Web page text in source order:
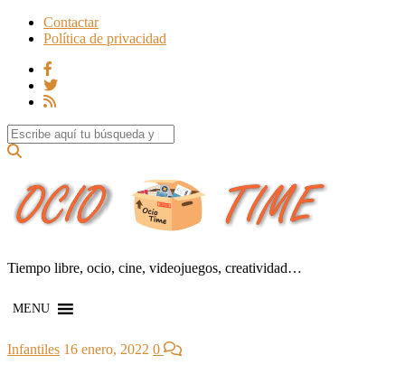
Contactar
Política de privacidad
Search for:
Tiempo libre, ocio, cine, videojuegos, creatividad…
MENU
Infantiles 16 enero, 2022 0